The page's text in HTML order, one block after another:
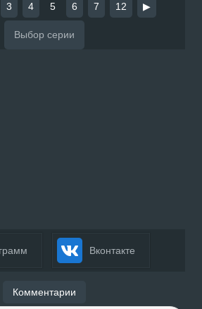
3 4 5 6 7 12 ▶
Вконтакте
Комментарии